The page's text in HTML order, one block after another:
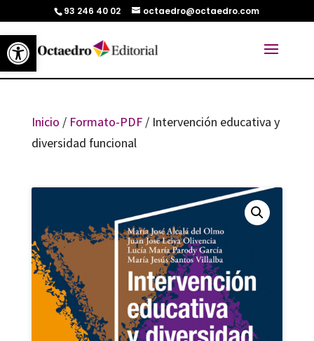
Abrir barra de herramientas
93 246 40 02 octaedro@octaedro.com
Inicio / Formato-PDF/ Intervención educativa y
diversidad funcional